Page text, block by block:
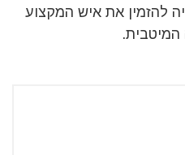
להזמין את איש המקצוע